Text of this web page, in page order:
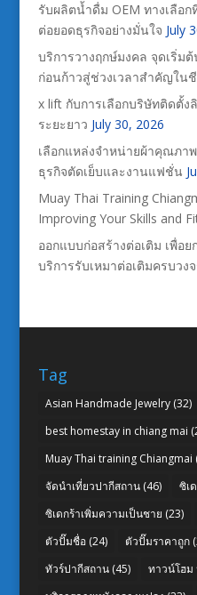
รับผลิตน้ำดื่ม OEM ทางเลือ
ต่อยอดธุรกิจอย่างมั่นใจ July
บริการวางฤกษ์มงคล จุดเริ่ม
ก่อนก้าวสู่ช่วงเวลาสำคัญใน
x lift กับการเลือกบริษัทติดตั้
ระยะยาว July 30, 2026
เลือกแหล่งจำหน่ายผ้าคุณภา
ธุรกิจตัดเย็บและงานแฟชั่น
Muay Thai Training
Improving Your Skills and
ออกแบบก่อสร้างต่อเติม เพื่อ
บริการรับเหมาต่อเติมครบวง
Tag
Asian Handmade Jewelry(32)
best homestay in chiang mai
Muay Thai training Chiangmai
จัดนำเที่ยวปากีสถาน(46) ซิเ
ซิเดกร้าเพิ่มความเป็นชาย (23)
ตัวปั๊มชื่อ(24) ตัวปั๊มราคาถูก
ทัวร์ปากีสถาน(45) ทาวน์โฮม